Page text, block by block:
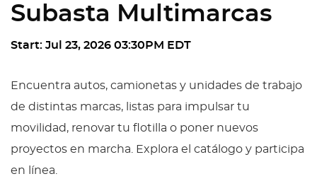
Subasta Multimarcas
Start: Jul 23, 2026 03:30PM EDT
Encuentra autos, camionetas y unidades de trabajo
de distintas marcas, listas para impulsar tu
movilidad, renovar tu flotilla o poner nuevos
proyectos en marcha. Explora el catálogo y participa
en línea.